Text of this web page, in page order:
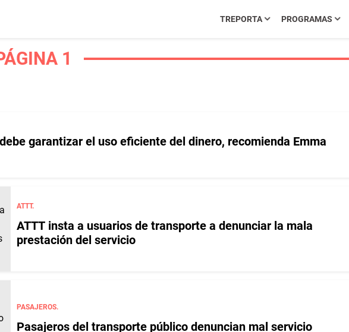
TREPORTA PROGRAMAS
1
garantizar el uso eficiente del dinero, recomienda Emma
ATTT.
ATTT insta a usuarios de transporte a denunciar la mala
prestación del servicio
PASAJEROS.
Pasajeros del transporte público denuncian mal servicio